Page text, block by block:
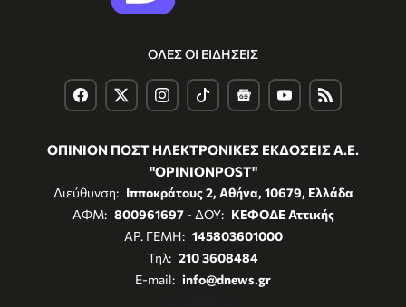
ΟΛΕΣ ΟΙ ΕΙΔΗΣΕΙΣ
ΟΠΙΝΙΟΝ ΠΟΣΤ ΗΛΕΚΤΡΟΝΙΚΕΣ ΕΚΔΟΣΕΙΣ Α.Ε.
"OPINIONPOST"
Διεύθυνση: Ιπποκράτους 2, Αθήνα, 10679, Ελλάδα
ΑΦΜ: 800961697- ΔΟΥ: ΚΕΦΟΔΕ Αττικής
ΑΡ. ΓΕΜΗ: 145803601000
Τηλ: 210 3608484
E-mail: info@dnews.gr